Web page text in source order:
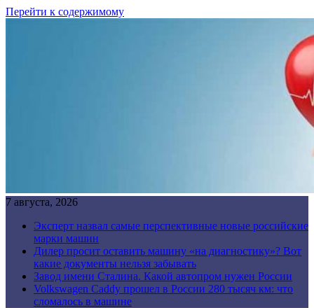
Перейти к содержимому
7 августа, 2026
Эксперт назвал самые перспективные новые российские
марки машин
Дилер просит оставить машину «на диагностику»? Вот
какие документы нельзя забывать
Завод имени Сталина. Какой автопром нужен России
Volkswagen Caddy прошел в России 280 тысяч км: что
сломалось в машине